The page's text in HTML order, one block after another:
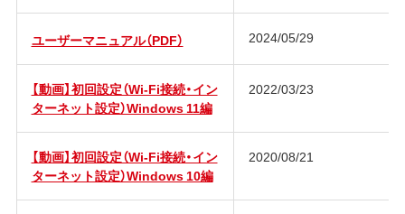
ユーザーマニュアル（PDF） 2024/05/29
【動画】初回設定（Wi-Fi接続・イン
ターネット設定）Windows 11編
2022/03/23
【動画】初回設定（Wi-Fi接続・イン
ターネット設定）Windows 10編
2020/08/21